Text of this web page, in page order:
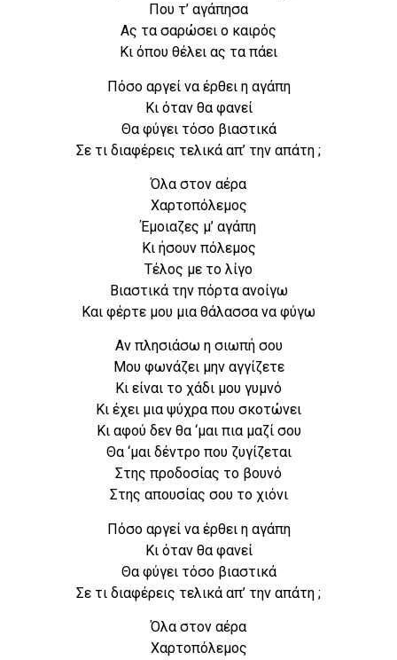
Που τ’ αγάπησα
Ας τα σαρώσει ο καιρός
Κι όπου θέλει ας τα πάει
Πόσο αργεί να έρθει η αγάπη
Κι όταν θα φανεί
Θα φύγει τόσο βιαστικά
Σε τι διαφέρεις τελικά απ’ την απάτη ;
Όλα στον αέρα
Χαρτοπόλεμος
Έμοιαζες μ’ αγάπη
Κι ήσουν πόλεμος
Τέλος με το λίγο
Βιαστικά την πόρτα ανοίγω
Και φέρτε μου μια θάλασσα να φύγω
Αν πλησιάσω η σιωπή σου
Μου φωνάζει μην αγγίζετε
Κι είναι το χάδι μου γυμνό
Κι έχει μια ψύχρα που σκοτώνει
Κι αφού δεν θα ‘μαι πια μαζί σου
Θα ‘μαι δέντρο που ζυγίζεται
Στης προδοσίας το βουνό
Στης απουσίας σου το χιόνι
Πόσο αργεί να έρθει η αγάπη
Κι όταν θα φανεί
Θα φύγει τόσο βιαστικά
Σε τι διαφέρεις τελικά απ’ την απάτη ;
Όλα στον αέρα
Χαρτοπόλεμος